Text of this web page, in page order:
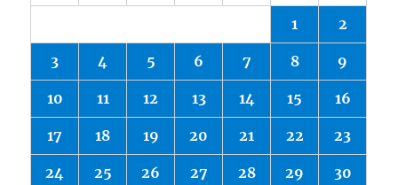
1 2
3 4 5 6 7 8 9
10 11 12 13 14 15 16
17 18 19 20 21 22 23
24 25 26 27 28 29 30